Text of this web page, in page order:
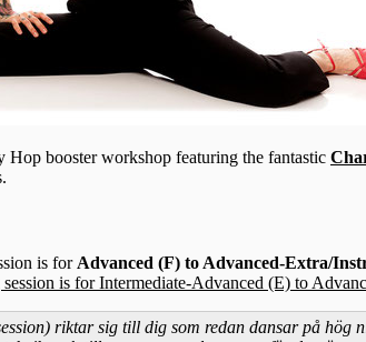
booster workshop featuring the fantastic
is for Advanced (F) to Advanced-Extra/
is for Intermediate-Advanced (E) to
riktar sig till dig som redan dansar på